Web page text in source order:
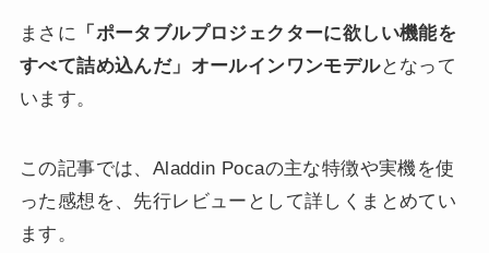
まさに 「ポータブルプロジェクターに欲しい機能を
すべて詰め込んだ」オールインワンモデルとなって
います。
この記事では、Aladdin Pocaの主な特徴や実機を使
った感想を、先行レビューとして詳しくまとめてい
ます。